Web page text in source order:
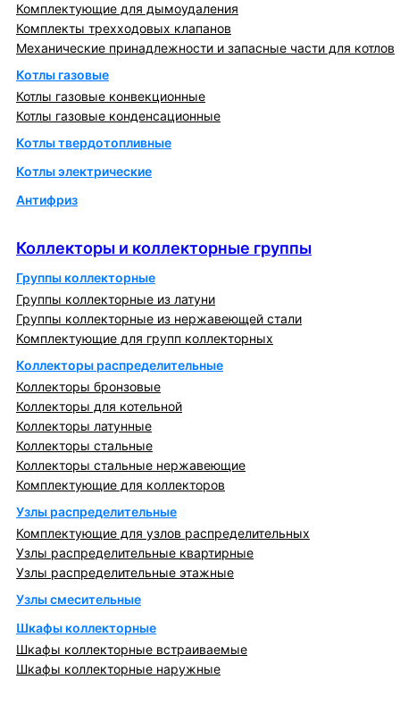
Комплектующие для дымоудаления
Комплекты трехходовых клапанов
Механические принадлежности и запасные части для котлов
Котлы газовые
Котлы газовые конвекционные
Котлы газовые конденсационные
Котлы твердотопливные
Котлы электрические
Антифриз
Коллекторы и коллекторные группы
Группы коллекторные
Группы коллекторные из латуни
Группы коллекторные из нержавеющей стали
Комплектующие для групп коллекторных
Коллекторы распределительные
Коллекторы бронзовые
Коллекторы для котельной
Коллекторы латунные
Коллекторы стальные
Коллекторы стальные нержавеющие
Комплектующие для коллекторов
Узлы распределительные
Комплектующие для узлов распределительных
Узлы распределительные квартирные
Узлы распределительные этажные
Узлы смесительные
Шкафы коллекторные
Шкафы коллекторные встраиваемые
Шкафы коллекторные наружные